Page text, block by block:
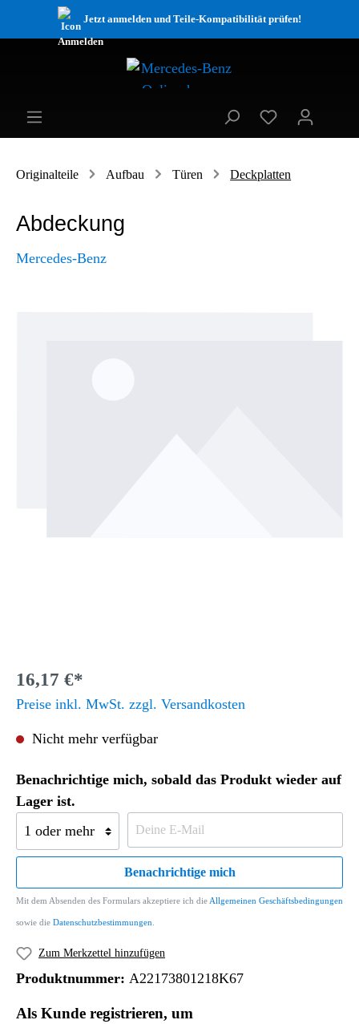
Jetzt anmelden und Teile-Kompatibilität prüfen!
Originalteile Aufbau Türen Deckplatten
Abdeckung
Mercedes-Benz
16,17 €*
Preise inkl. MwSt. zzgl. Versandkosten
Nicht mehr verfügbar
Benachrichtige mich, sobald das Produkt wieder auf
Lager ist.
Benachrichtige mich
Mit dem Absenden des Formulars akzeptiere ich die Allgemeinen Geschäftsbedingungen
sowie die Datenschutzbestimmungen
Zum Merkzettel hinzufügen
Produktnummer: A22173801218K67
Als Kunde registrieren, um